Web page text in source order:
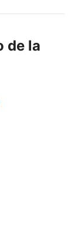
de la